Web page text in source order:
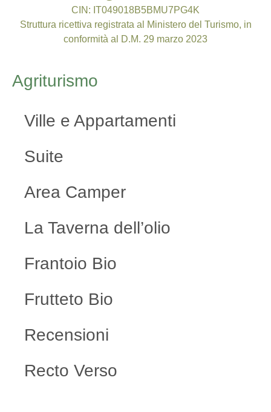
CIN: IT049018B5BMU7PG4K
Struttura ricettiva registrata al Ministero del Turismo, in
conformità al D.M. 29 marzo 2023
Agriturismo
Ville e Appartamenti
Suite
Area Camper
La Taverna dell’olio
Frantoio Bio
Frutteto Bio
Recensioni
Recto Verso